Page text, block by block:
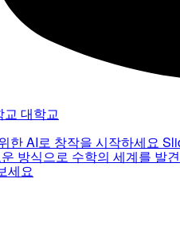
교 대학교
한 AI로 창작을 시작하세요
방식으로 수학의 세계를 발
세요